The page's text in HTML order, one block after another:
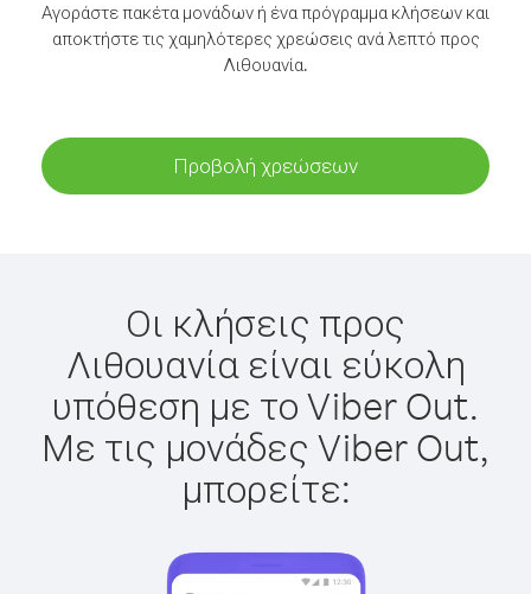
Αγοράστε πακέτα μονάδων ή ένα πρόγραμμα κλήσεων και
αποκτήστε τις χαμηλότερες χρεώσεις ανά λεπτό προς
Λιθουανία.
Προβολή χρεώσεων
Οι κλήσεις προς
Λιθουανία είναι εύκολη
υπόθεση με το Viber Out.
Με τις μονάδες Viber Out,
μπορείτε: